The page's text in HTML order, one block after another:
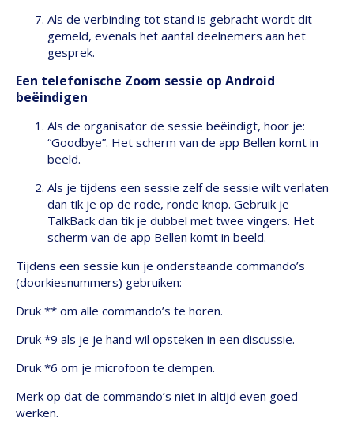
Als de verbinding tot stand is gebracht wordt dit
gemeld, evenals het aantal deelnemers aan het
gesprek.
Een telefonische Zoom sessie op Android
beëindigen
Als de organisator de sessie beëindigt, hoor je:
“Goodbye”. Het scherm van de app Bellen komt in
beeld.
Als je tijdens een sessie zelf de sessie wilt verlaten
dan tik je op de rode, ronde knop. Gebruik je
TalkBack dan tik je dubbel met twee vingers. Het
scherm van de app Bellen komt in beeld.
Tijdens een sessie kun je onderstaande commando’s
(doorkiesnummers) gebruiken:
Druk ** om alle commando’s te horen.
Druk *9 als je je hand wil opsteken in een discussie.
Druk *6 om je microfoon te dempen.
Merk op dat de commando’s niet in altijd even goed
werken.